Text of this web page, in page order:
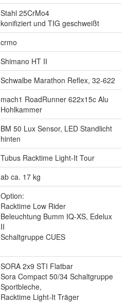
Stahl 25CrMo4
konifiziert und TIG geschweißt
crmo
Shimano HT II
Schwalbe Marathon Reflex, 32-622
mach1 RoadRunner 622x15c Alu
Hohlkammer
BM 50 Lux Sensor, LED Standlicht
hinten
Tubus Racktime Light-It Tour
ab ca. 17 kg
Option:
Racktime Low Rider
Beleuchtung Bumm IQ-XS, Edelux
II
Schaltgruppe CUES
SORA 2x9 STI Flatbar
Sora Compact 50/34 Schaltgruppe
Sportbleche,
Racktime Light-It Träger